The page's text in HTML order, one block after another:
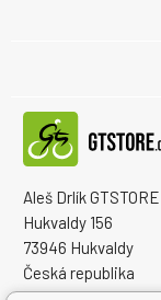
Aleš Drlík GTSTORE
Hukvaldy 156
73946 Hukvaldy
Česká republika